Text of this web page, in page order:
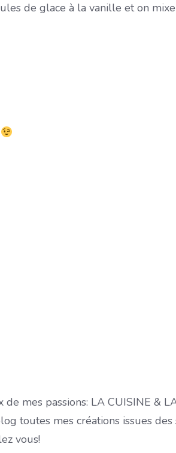
de glace à la vanille et on
mes passions: LA CUISINE &
toutes mes créations issues
vous!